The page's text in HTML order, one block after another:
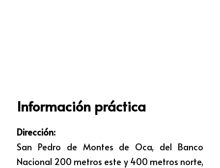
Información práctica
Dirección:
San Pedro de Montes de Oca, del Banco
Nacional 200 metros este y 400 metros norte,